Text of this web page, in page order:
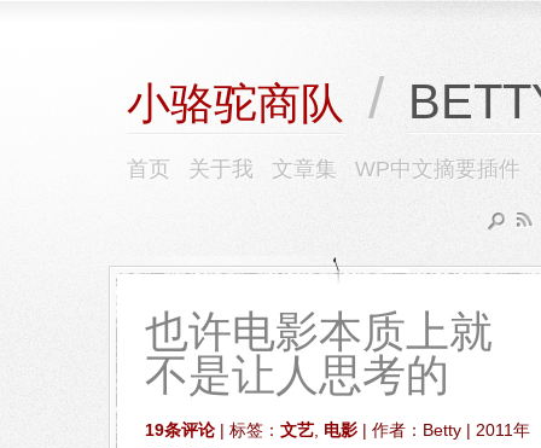
小骆驼商队 /
首页 关于我 文章集 WP中文摘要插件
也许电影本质上就
不是让人思考的
19条评论 | 标签： 文艺 电影 | 作者：Betty | 2011年